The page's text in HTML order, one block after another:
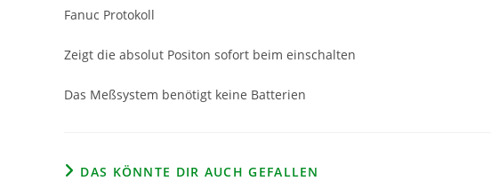
Fanuc Protokoll
Zeigt die absolut Positon sofort beim einschalten
Das Meßsystem benötigt keine Batterien
DAS KÖNNTE DIR AUCH GEFALLEN